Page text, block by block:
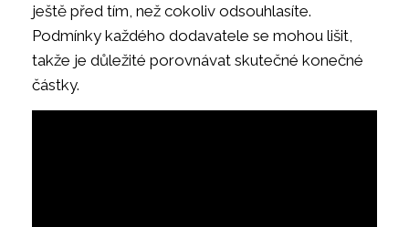
ještě před tím, než cokoliv odsouhlasíte.
Podmínky každého dodavatele se mohou lišit,
takže je důležité porovnávat skutečné konečné
částky.